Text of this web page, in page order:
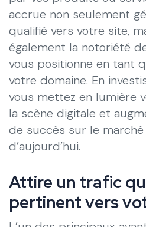
accrue non seulement
qualifié vers votre site,
également la notoriété
vous positionne en tant
votre domaine. En
vous mettez en lumière
la scène digitale et
de succès sur le
d’aujourd’hui.
Attire un trafic
pertinent vers